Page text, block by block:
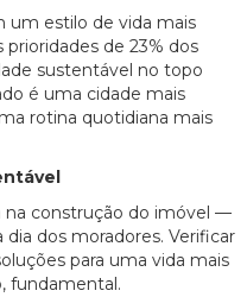
um estilo de vida mais
de 23% dos
sustentável no topo
é uma cidade mais
rotina quotidiana mais
na construção do imóvel —
dos moradores. Verificar
para uma vida mais
fundamental.